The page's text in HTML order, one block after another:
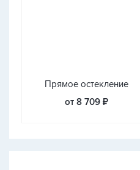
Прямое остекление
от 8 709 ₽